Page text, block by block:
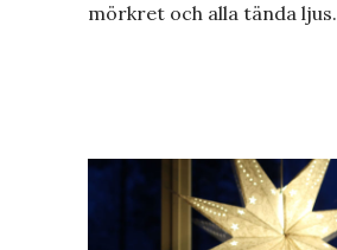
mörkret och alla tända ljus.